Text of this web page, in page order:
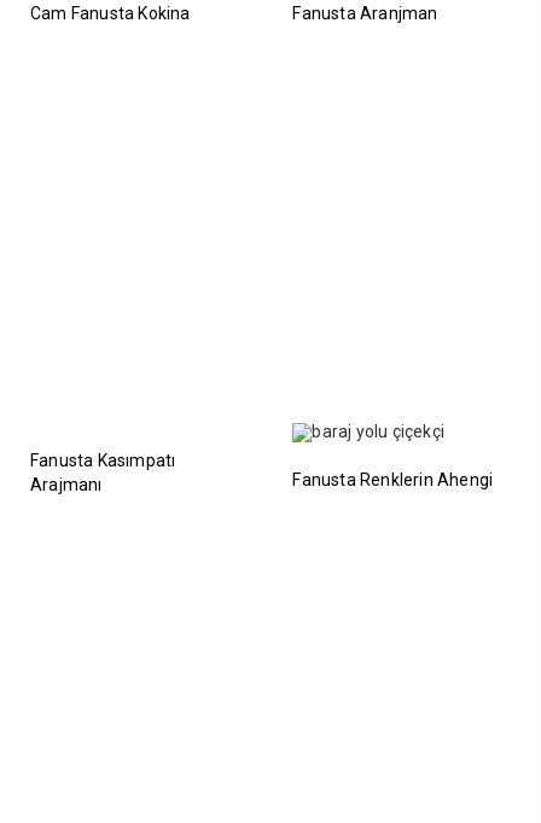
Cam Fanusta Kokina Fanusta Aranjman
Fanusta Kasımpatı
Arajmanı
Fanusta Renklerin Ahengi